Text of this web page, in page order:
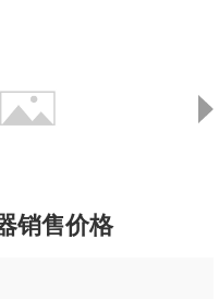
销售价格